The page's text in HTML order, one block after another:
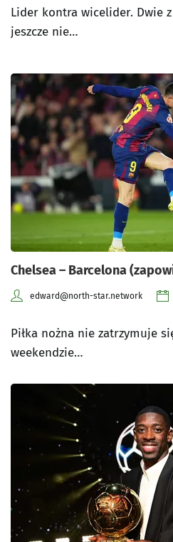
Lider kontra wicelider. Dwie
jeszcze nie…
Chelsea – Barcelona
edward@north-star.network
Piłka nożna nie zatrzymuje
weekendzie…